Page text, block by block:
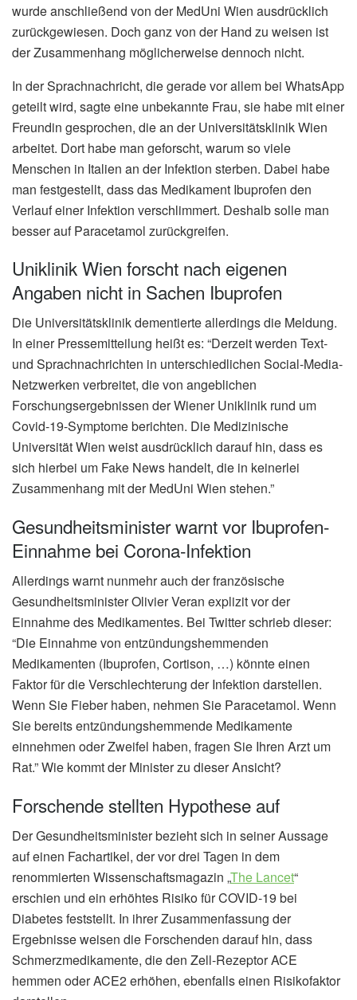
wurde anschließend von der MedUni Wien ausdrücklich
zurückgewiesen. Doch ganz von der Hand zu weisen ist
der Zusammenhang möglicherweise dennoch nicht.
In der Sprachnachricht, die gerade vor allem bei WhatsApp
geteilt wird, sagte eine unbekannte Frau, sie habe mit einer
Freundin gesprochen, die an der Universitätsklinik Wien
arbeitet. Dort habe man geforscht, warum so viele
Menschen in Italien an der Infektion sterben. Dabei habe
man festgestellt, dass das Medikament Ibuprofen den
Verlauf einer Infektion verschlimmert. Deshalb solle man
besser auf Paracetamol zurückgreifen.
Uniklinik Wien forscht nach eigenen
Angaben nicht in Sachen Ibuprofen
Die Universitätsklinik dementierte allerdings die Meldung.
In einer Pressemitteilung heißt es: “Derzeit werden Text-
und Sprachnachrichten in unterschiedlichen Social-Media-
Netzwerken verbreitet, die von angeblichen
Forschungsergebnissen der Wiener Uniklinik rund um
Covid-19-Symptome berichten. Die Medizinische
Universität Wien weist ausdrücklich darauf hin, dass es
sich hierbei um Fake News handelt, die in keinerlei
Zusammenhang mit der MedUni Wien stehen.”
Gesundheitsminister warnt vor Ibuprofen-
Einnahme bei Corona-Infektion
Allerdings warnt nunmehr auch der französische
Gesundheitsminister Olivier Veran explizit vor der
Einnahme des Medikamentes. Bei Twitter schrieb dieser:
“Die Einnahme von entzündungshemmenden
Medikamenten (Ibuprofen, Cortison, …) könnte einen
Faktor für die Verschlechterung der Infektion darstellen.
Wenn Sie Fieber haben, nehmen Sie Paracetamol. Wenn
Sie bereits entzündungshemmende Medikamente
einnehmen oder Zweifel haben, fragen Sie Ihren Arzt um
Rat.” Wie kommt der Minister zu dieser Ansicht?
Forschende stellten Hypothese auf
Der Gesundheitsminister bezieht sich in seiner Aussage
auf einen Fachartikel, der vor drei Tagen in dem
renommierten Wissenschaftsmagazin „The Lancet“
erschien und ein erhöhtes Risiko für COVID-19 bei
Diabetes feststellt. In ihrer Zusammenfassung der
Ergebnisse weisen die Forschenden darauf hin, dass
Schmerzmedikamente, die den Zell-Rezeptor ACE
hemmen oder ACE2 erhöhen, ebenfalls einen Risikofaktor